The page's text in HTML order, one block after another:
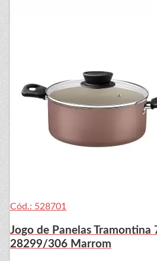
Cód.: 528701
Jogo de Panelas Tramontina
28299/306 Marrom